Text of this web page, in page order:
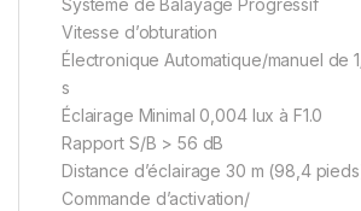
Système de Balayage Progressif
Vitesse d’obturation
Électronique Automatique/manuel de
s
Éclairage Minimal 0,004 lux à F1.0
Rapport S/B > 56 dB
Distance d’éclairage 30 m (98,4
Commande d’activation/